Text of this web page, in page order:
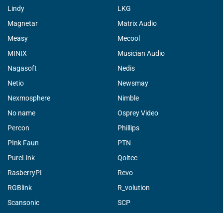
Lindy
LKG
Magnetar
Matrix Audio
Measy
Mecool
MINIX
Musician Audio
Nagasoft
Nedis
Netio
Newsmay
Nexmosphere
Nimble
No name
Osprey Video
Percon
Phillips
PInk Faun
PTN
PureLink
Qoltec
RasberryPI
Revo
RGBlink
R_volution
Scansonic
SCP